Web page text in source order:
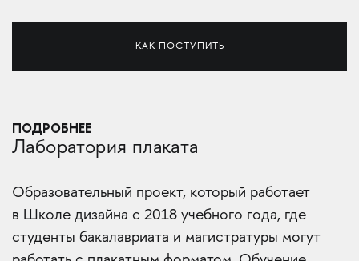
КАК ПОСТУПИТЬ
ПОДРОБНЕЕ
Лаборатория плаката
Образовательный проект, который работает
в Школе дизайна с 2018 учебного года, где
студенты бакалавриата и магистратуры могут